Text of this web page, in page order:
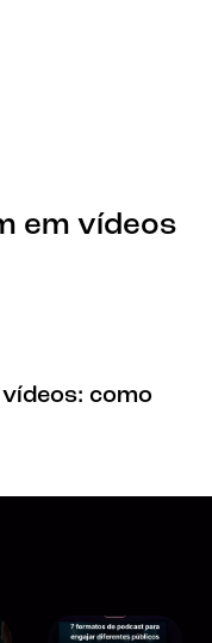
em vídeos
como